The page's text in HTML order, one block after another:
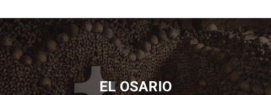
EL OSARIO